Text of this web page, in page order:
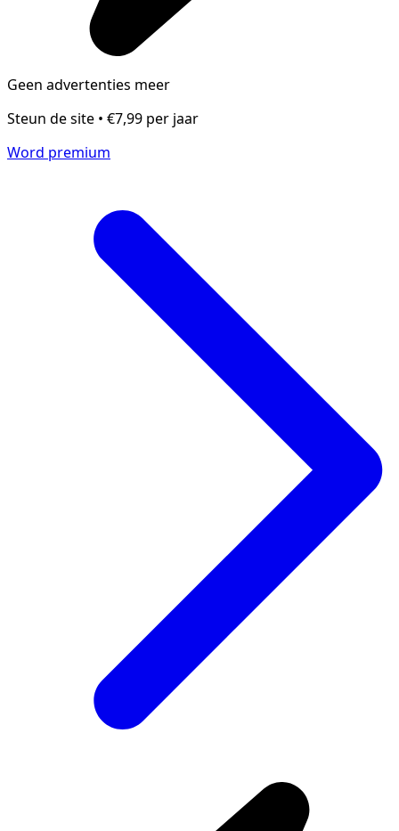
Geen advertenties meer
Steun de site • €7,99 per jaar
Word premium